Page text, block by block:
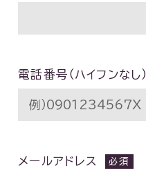
電話番号（ハイフンなし）
メールアドレス